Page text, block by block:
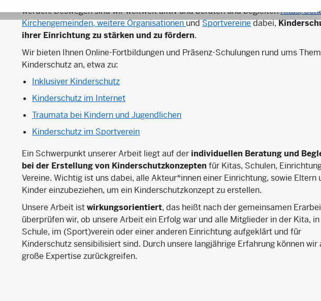
werden. Deswegen sind wir weltweit aktiv und beraten und begleitenKitas,
Kirchengemeinden, weitere OrganisationenundSportvereinedabei,
ihrer Einrichtung zu stärken und zu fördern.
Wir bieten Ihnen Online-Fortbildungen und Präsenz-Schulungen rund ums
Kinderschutz an, etwa zu:
Inklusiver Kinderschutz
Kinderschutz im Internet
Traumata bei Kindern und Jugendlichen
Kinderschutz im Sportverein
Ein Schwerpunkt unserer Arbeit liegt auf der individuellen Beratung und
bei der Erstellung von Kinderschutzkonzepten für Kitas, Schulen,
Vereine. Wichtig ist uns dabei, alle Akteur*innen einer Einrichtung, sowie Eltern
Kinder einzubeziehen, um ein Kinderschutzkonzept zu erstellen.
Unsere Arbeit istwirkungsorientiert, das heißt nach der gemeinsamen
überprüfen wir, ob unsere Arbeit ein Erfolg war und alle Mitglieder in der Kita,
Schule, im (Sport)verein oder einer anderen Einrichtung aufgeklärt und für
Kinderschutz sensibilisiert sind. Durch unsere langjährige Erfahrung können wir
große Expertise zurückgreifen.